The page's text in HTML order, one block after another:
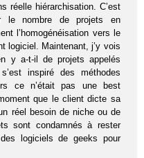
réelle hiérarchisation. C’est
le nombre de projets en
l’homogénéisation vers le
logiciel. Maintenant, j’y vois
y a-t-il de projets appelés
inspiré des méthodes
ce n’était pas une best
que le client dicte sa
réel besoin de niche ou de
sont condamnés à rester
logiciels de geeks pour